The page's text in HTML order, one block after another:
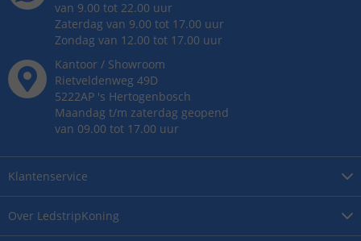
Over LedstripKoning
Klantenservice
van 9.00 tot 22.00 uur
Zaterdag van 9.00 tot 17.00 uur
Zondag van 12.00 tot 17.00 uur
Kantoor / Showroom
Rietveldenweg 49D
5222AP 's Hertogenbosch
Maandag t/m zaterdag geopend
van 09.00 tot 17.00 uur